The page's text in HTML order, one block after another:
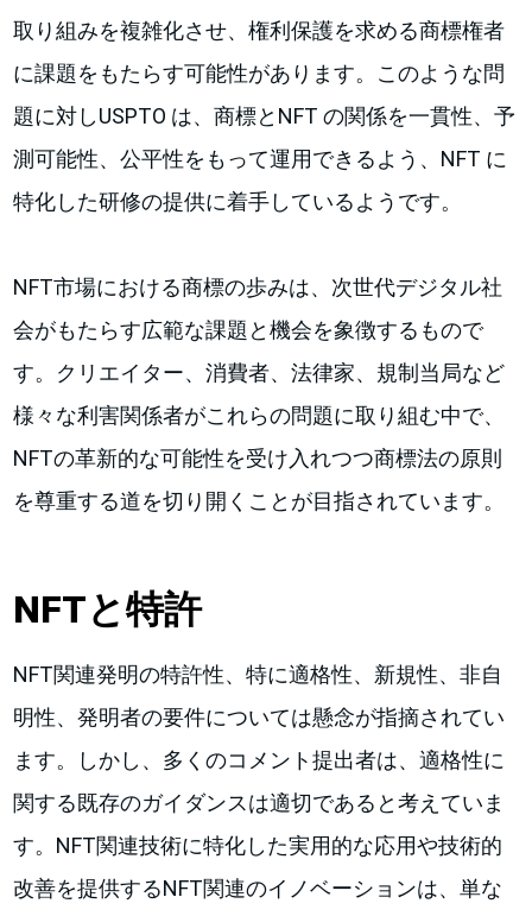
取り組みを複雑化させ、権利保護を求める商標権者
に課題をもたらす可能性があります。このような問
題に対しUSPTO は、商標とNFT の関係を一貫性、予
測可能性、公平性をもって運用できるよう、NFT に
特化した研修の提供に着手しているようです。
NFT市場における商標の歩みは、次世代デジタル社
会がもたらす広範な課題と機会を象徴するもので
す。クリエイター、消費者、法律家、規制当局など
様々な利害関係者がこれらの問題に取り組む中で、
NFTの革新的な可能性を受け入れつつ商標法の原則
を尊重する道を切り開くことが目指されています。
NFTと特許
NFT関連発明の特許性、特に適格性、新規性、非自
明性、発明者の要件については懸念が指摘されてい
ます。しかし、多くのコメント提出者は、適格性に
関する既存のガイダンスは適切であると考えていま
す。NFT関連技術に特化した実用的な応用や技術的
改善を提供するNFT関連のイノベーションは、単な